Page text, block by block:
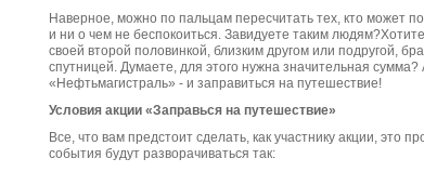
Наверное, можно по пальцам пересчитать тех, кто может
и ни о чем не беспокоиться. Завидуете таким
своей второй половинкой, близким другом или подругой,
спутницей. Думаете, для этого нужна значительная
«Нефтьмагистраль» - и заправиться на путешествие!
Условия акции «Заправься на путешествие»
Все, что вам предстоит сделать, как участнику акции, это
события будут разворачиваться так: